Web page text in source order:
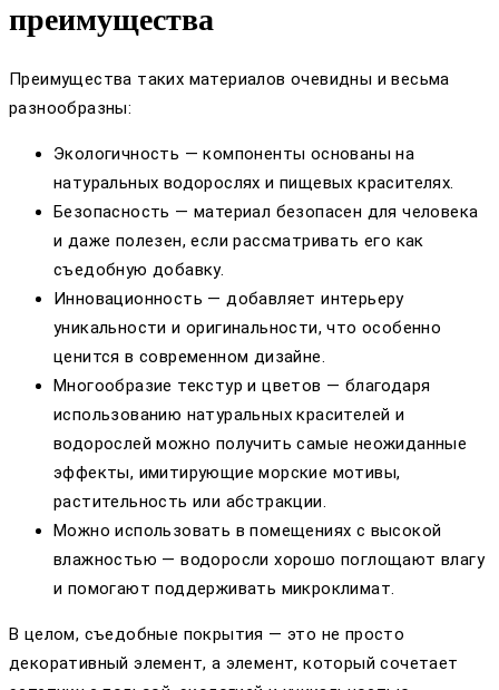
преимущества
Преимущества таких материалов очевидны и весьма
разнообразны:
Экологичность — компоненты основаны на
натуральных водорослях и пищевых красителях.
Безопасность — материал безопасен для человека
и даже полезен, если рассматривать его как
съедобную добавку.
Инновационность — добавляет интерьеру
уникальности и оригинальности, что особенно
ценится в современном дизайне.
Многообразие текстур и цветов — благодаря
использованию натуральных красителей и
водорослей можно получить самые неожиданные
эффекты, имитирующие морские мотивы,
растительность или абстракции.
Можно использовать в помещениях с высокой
влажностью — водоросли хорошо поглощают влагу
и помогают поддерживать микроклимат.
В целом, съедобные покрытия — это не просто
декоративный элемент, а элемент, который сочетает